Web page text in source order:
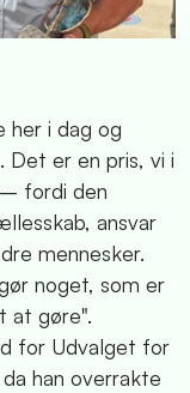
i dag og
Det er en pris, vi i
fordi den
ansvar
mennesker.
noget, som er
at gøre".
for Udvalget for
han overrakte